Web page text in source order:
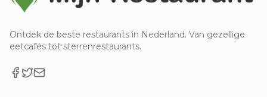
Ontdek de beste restaurants in Nederland. Van gezellige
eetcafés tot sterrenrestaurants.